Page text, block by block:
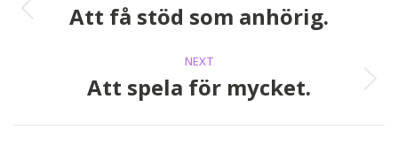
navigationPrevious
Att få stöd som anhörig.
NEXT
Next
Att spela för mycket.